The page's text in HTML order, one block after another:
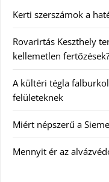
Kerti szerszámok a
Rovarirtás Keszthely
kellemetlen fertőzések?
A kültéri tégla
felületeknek
Miért népszerű a
Mennyit ér az